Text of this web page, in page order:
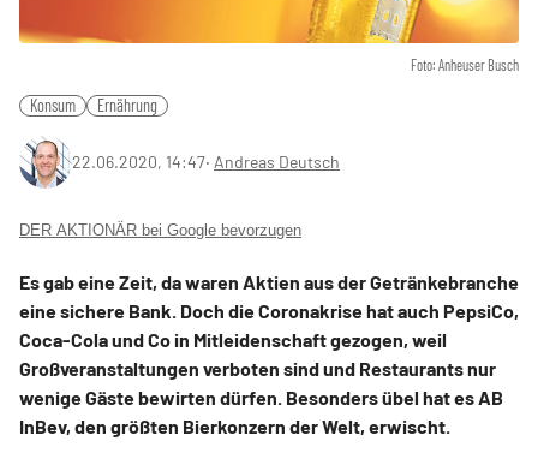
Foto: Anheuser Busch
Konsum Ernährung
22.06.2020, 14:47‧ Andreas Deutsch
DER AKTIONÄR bei Google bevorzugen
Es gab eine Zeit, da waren Aktien aus der Getränkebranche
eine sichere Bank. Doch die Coronakrise hat auch PepsiCo,
Coca-Cola und Co in Mitleidenschaft gezogen, weil
Großveranstaltungen verboten sind und Restaurants nur
wenige Gäste bewirten dürfen. Besonders übel hat es AB
InBev, den größten Bierkonzern der Welt, erwischt.